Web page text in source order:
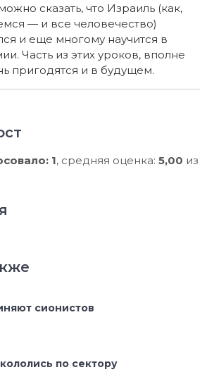
сказать, что Израиль (как,
— и все человечество)
и еще многому научится в
Часть из этих уроков, вполне
пригодятся и в будущем.
1, средняя оценка: 5,00 из
сионистов
по сектору